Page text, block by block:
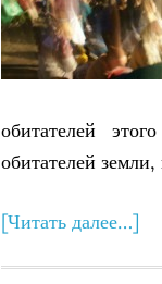
обитателей
обитателей
[Читать далее…]